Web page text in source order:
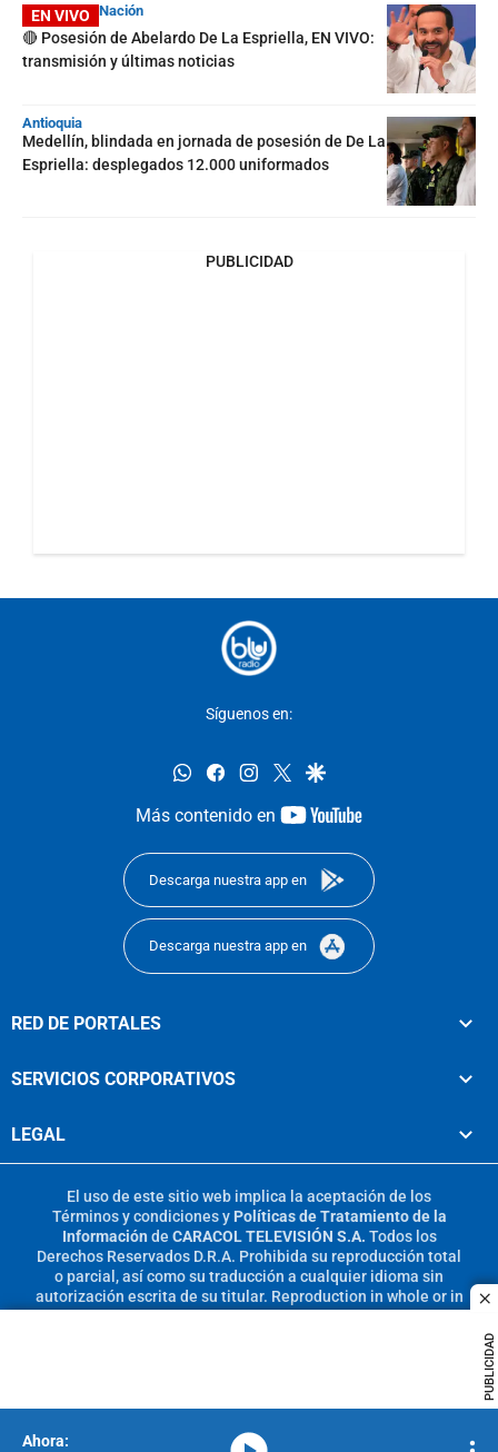
EN VIVO Nación
🔴 Posesión de Abelardo De La Espriella, EN VIVO:
transmisión y últimas noticias
Antioquia
Medellín, blindada en jornada de posesión de De La
Espriella: desplegados 12.000 uniformados
PUBLICIDAD
PUBLICIDAD
Síguenos en:
whatsappfacebookinstagram
twittergoogle
Más contenido en
youtube-
Descarga nuestra app en
Descarga nuestra app en
RED DE PORTALES
SERVICIOS CORPORATIVOS
LEGAL
El uso de este sitio web implica la aceptación de los
Términos y condicionesy Políticas de Tratamiento de la
Información de CARACOL TELEVISIÓN S.A. Todos los
Derechos Reservados D.R.A. Prohibida su reproducción total
o parcial, así como su traducción a cualquier idioma sin
autorización escrita de su titular. Reproduction in whole or in